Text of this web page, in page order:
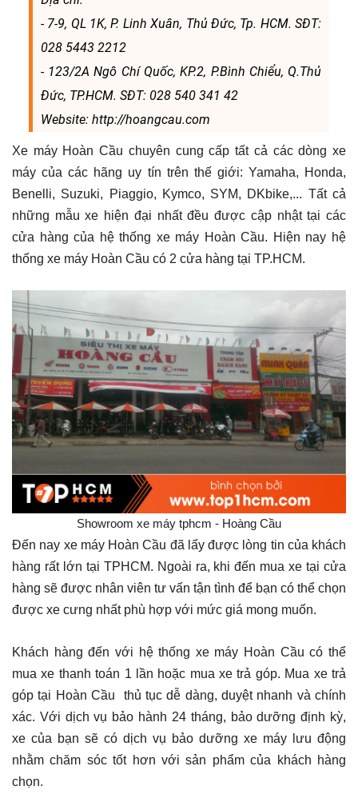
- 7-9, QL 1K, P. Linh Xuân, Thủ Đức, Tp. HCM. SĐT:
028 5443 2212
- 123/2A Ngô Chí Quốc, KP.2, P.Bình Chiểu, Q.Thủ
Đức, TP.HCM. SĐT: 028 540 341 42
Website: http://hoangcau.com
Xe máy Hoàn Cầu chuyên cung cấp tất cả các dòng xe
máy của các hãng uy tín trên thế giới: Yamaha, Honda,
Benelli, Suzuki, Piaggio, Kymco, SYM, DKbike,... Tất cả
những mẫu xe hiện đại nhất đều được cập nhật tại các
cửa hàng của hệ thống xe máy Hoàn Cầu. Hiện nay hệ
thống xe máy Hoàn Cầu có 2 cửa hàng tại TP.HCM.
Showroom xe máy tphcm - Hoàng Cầu
Đến nay xe máy Hoàn Cầu đã lấy được lòng tin của khách
hàng rất lớn tại TPHCM. Ngoài ra, khi đến mua xe tại cửa
hàng sẽ được nhân viên tư vấn tận tình để bạn có thể chọn
được xe cưng nhất phù hợp với mức giá mong muốn.
Khách hàng đến với hệ thống xe máy Hoàn Cầu có thể
mua xe thanh toán 1 lần hoặc mua xe trả góp. Mua xe trả
góp tại Hoàn Cầu thủ tục dễ dàng, duyệt nhanh và chính
xác. Với dịch vụ bảo hành 24 tháng, bảo dưỡng định kỳ,
xe của bạn sẽ có dịch vụ bảo dưỡng xe máy lưu động
nhằm chăm sóc tốt hơn với sản phẩm của khách hàng
chọn.